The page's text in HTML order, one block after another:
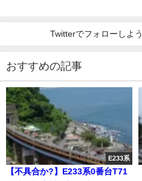
Twitterでフォローしよう
おすすめの記事
E233系
【不具合か?】E233系0番台T71